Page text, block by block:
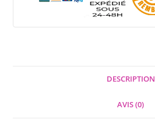
DESCRIPTION
AVIS (0)